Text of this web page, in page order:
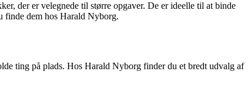
der er velegnede til større opgaver. De er ideelle til at binde
finde dem hos Harald Nyborg.
ting på plads. Hos Harald Nyborg finder du et bredt udvalg af